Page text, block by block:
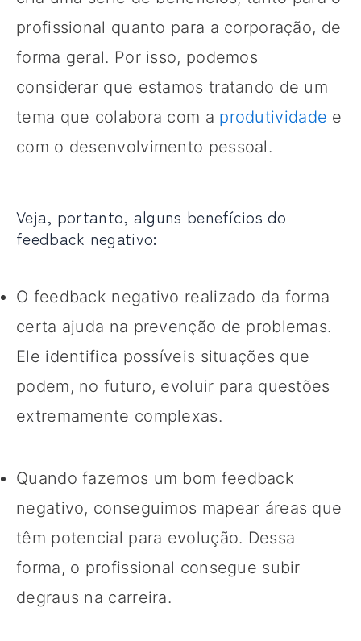
profissional quanto para a corporação, de
forma geral. Por isso, podemos
considerar que estamos tratando de um
tema que colabora com a produtividade e
com o desenvolvimento pessoal.
Veja, portanto, alguns benefícios do
feedback negativo:
O feedback negativo realizado da forma
certa ajuda na prevenção de problemas.
Ele identifica possíveis situações que
podem, no futuro, evoluir para questões
extremamente complexas.
Quando fazemos um bom feedback
negativo, conseguimos mapear áreas que
têm potencial para evolução. Dessa
forma, o profissional consegue subir
degraus na carreira.